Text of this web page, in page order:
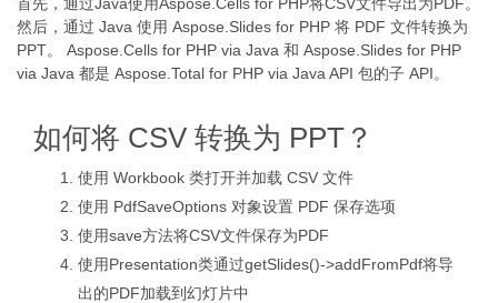
然后，通过 Java 使用 Aspose.Slides for PHP 将 PDF 文件转换为
PPT。 Aspose.Cells for PHP via Java 和 Aspose.Slides for PHP
via Java 都是 Aspose.Total for PHP via Java API 包的子 API。
如何将 CSV 转换为 PPT？
使用 Workbook 类打开并加载 CSV 文件
使用 PdfSaveOptions 对象设置 PDF 保存选项
使用save方法将CSV文件保存为PDF
使用Presentation类通过getSlides()->addFromPdf将导
出的PDF加载到幻灯片中